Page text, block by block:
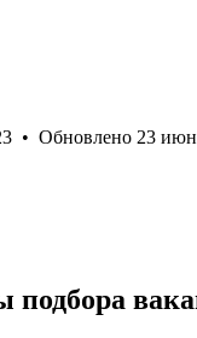
• Обновлено 23